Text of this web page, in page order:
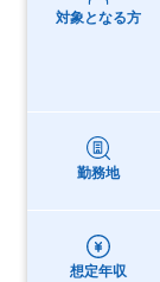
対象となる方
勤務地
想定年収